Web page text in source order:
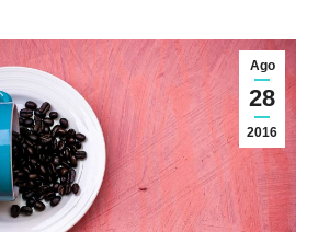
Ago
28
2016